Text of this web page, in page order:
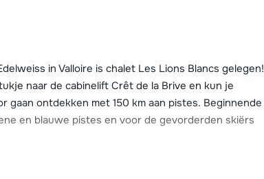
in Valloire is chalet Les Lions Blancs gelegen!
naar de cabinelift Crêt de la Brive en kun je
gaan ontdekken met 150 km aan pistes. Beginnende
en blauwe pistes en voor de gevorderden skiërs
op ongeveer 500 meter afstand, kun je leuke